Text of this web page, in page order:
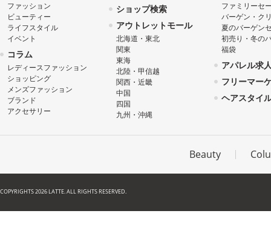
ファッション
ビューティー
ライフスタイル
イベント
コラム
レディースファッション
ショッピング
メンズファッション
ブランド
アクセサリー
ショップ検索
アウトレットモール
北海道・東北
関東
東海
北陸・甲信越
関西・近畿
中国
四国
九州・沖縄
ファミリーセ
バーゲン・ク
夏のバーゲン
初売り・冬の
福袋
アパレル求
フリーマー
ヘアスタイ
Beauty
COPYRIGHTS 2026 LATTE. ALL RIGHTS RESERVED.